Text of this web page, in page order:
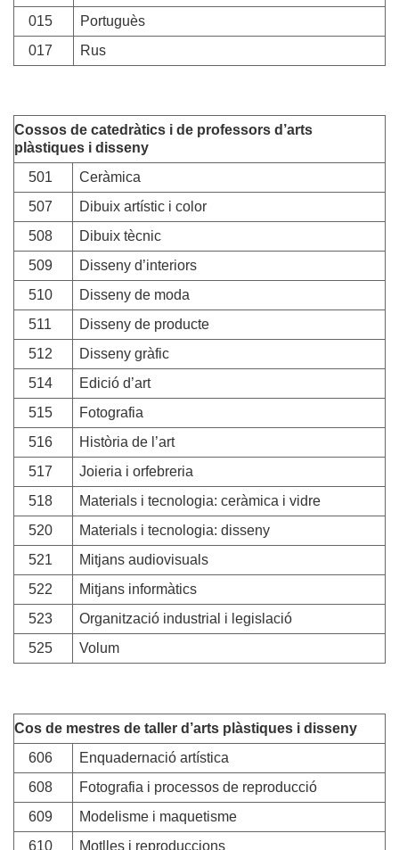
015
Portuguès
017
Rus
Cossos de catedràtics i de professors d’arts
plàstiques i disseny
501
Ceràmica
507
Dibuix artístic i color
508
Dibuix tècnic
509
Disseny d’interiors
510
Disseny de moda
511
Disseny de producte
512
Disseny gràfic
514
Edició d’art
515
Fotografia
516
Història de l’art
517
Joieria i orfebreria
518
Materials i tecnologia: ceràmica i vidre
520
Materials i tecnologia: disseny
521
Mitjans audiovisuals
522
Mitjans informàtics
523
Organització industrial i legislació
525
Volum
Cos de mestres de taller d’arts plàstiques i disseny
606
Enquadernació artística
608
Fotografia i processos de reproducció
609
Modelisme i maquetisme
610
Motlles i reproduccions